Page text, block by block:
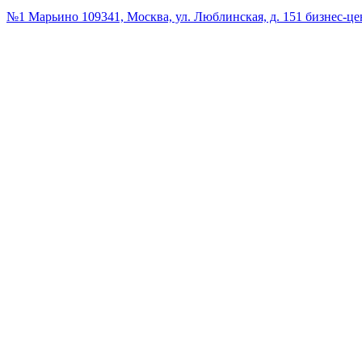
№1 Марьино 109341, Москва, ул. Люблинская, д. 151 бизнес-